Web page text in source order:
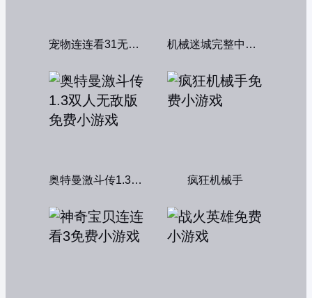
宠物连连看31无敌版 机械迷城完整中文版
奥特曼激斗传1.3双人无敌版 疯狂机械手